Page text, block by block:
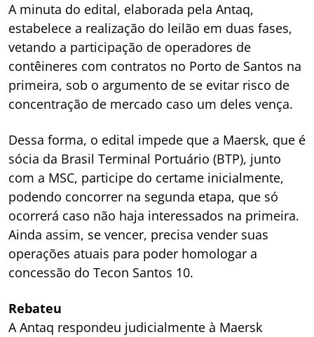
A minuta do edital, elaborada pela Antaq,
estabelece a realização do leilão em duas fases,
vetando a participação de operadores de
contêineres com contratos no Porto de Santos na
primeira, sob o argumento de se evitar risco de
concentração de mercado caso um deles vença.
Dessa forma, o edital impede que a Maersk, que é
sócia da Brasil Terminal Portuário (BTP), junto
com a MSC, participe do certame inicialmente,
podendo concorrer na segunda etapa, que só
ocorrerá caso não haja interessados na primeira.
Ainda assim, se vencer, precisa vender suas
operações atuais para poder homologar a
concessão do Tecon Santos 10.
Rebateu
A Antaq respondeu judicialmente à Maersk